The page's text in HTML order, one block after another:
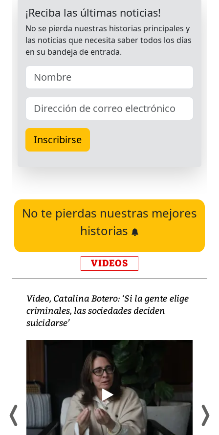
No te pierdas nuestras mejores
historias
VIDEOS
Video, Catalina Botero: ‘Si la gente elige
criminales, las sociedades deciden
suicidarse’